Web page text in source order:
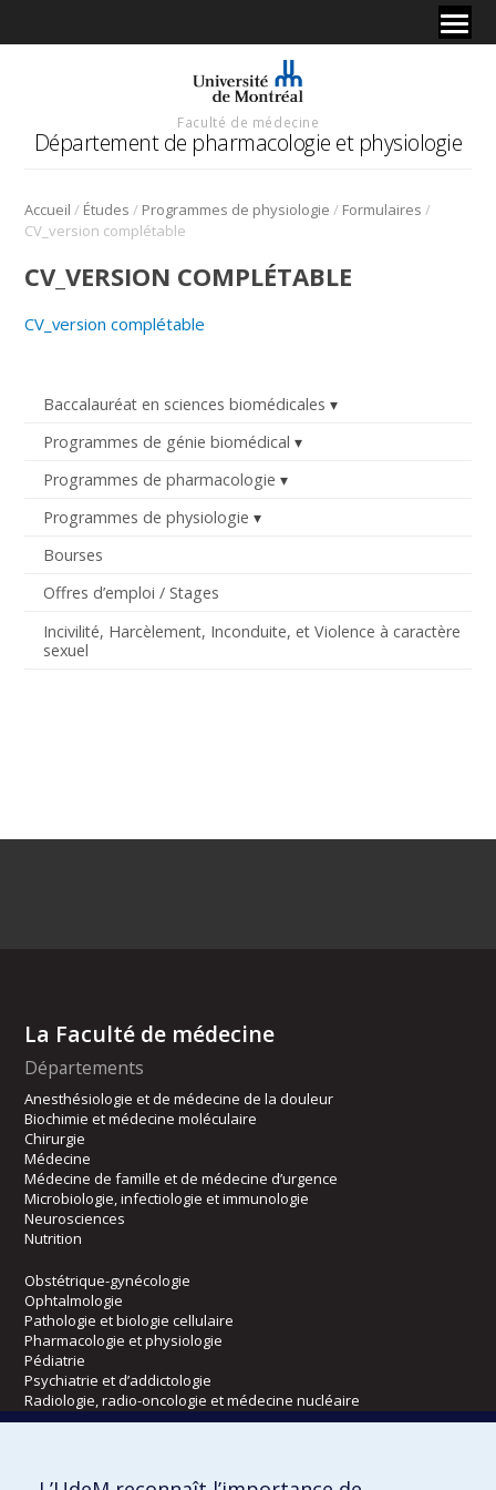
Faculté de médecine
Département de pharmacologie et physiologie
Accueil / Études / Programmes de physiologie / Formulaires /
CV_version complétable
Baccalauréat en sciences biomédicales
Programmes de génie biomédical
Programmes de pharmacologie
Programmes de physiologie
Bourses
Offres d’emploi / Stages
Incivilité, Harcèlement, Inconduite, et Violence à caractère
sexuel
CV_VERSION COMPLÉTABLE
CV_version complétable
La Faculté de médecine
Départements
Anesthésiologie et de médecine de la douleur
Biochimie et médecine moléculaire
Chirurgie
Médecine
Médecine de famille et de médecine d’urgence
Microbiologie, infectiologie et immunologie
Neurosciences
Nutrition
Obstétrique-gynécologie
Ophtalmologie
Pathologie et biologie cellulaire
Pharmacologie et physiologie
Pédiatrie
Psychiatrie et d’addictologie
Radiologie, radio-oncologie et médecine nucléaire